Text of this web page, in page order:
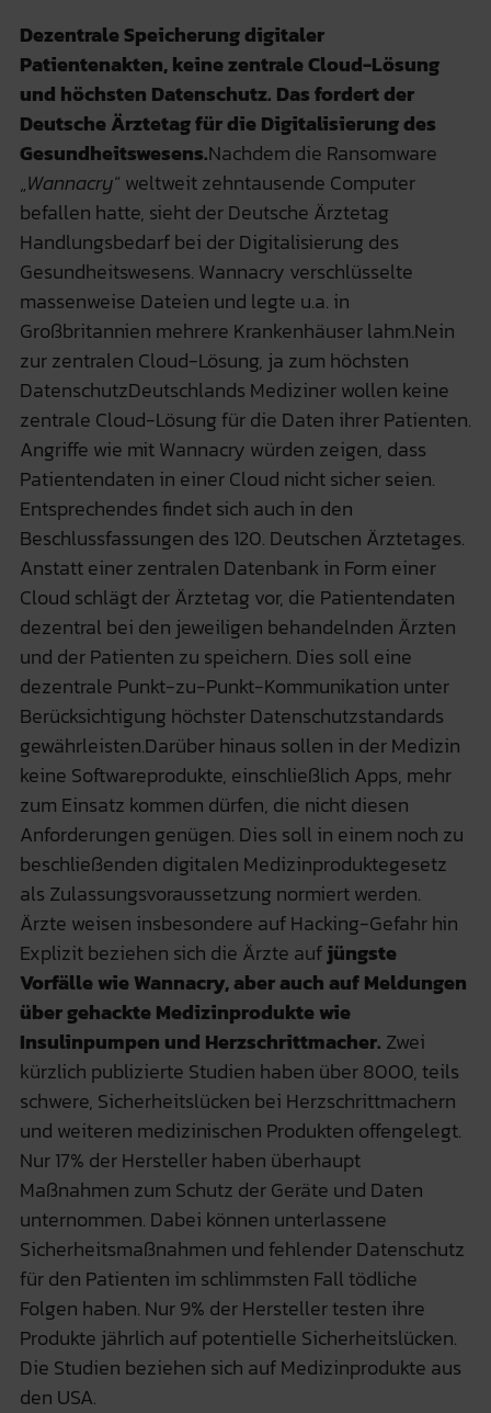
Dezentrale Speicherung digitaler
Patientenakten, keine zentrale Cloud-Lösung
und höchsten Datenschutz. Das fordert der
Deutsche Ärztetag für die Digitalisierung des
Gesundheitswesens.Nachdem die Ransomware
„Wannacry“ weltweit zehntausende Computer
befallen hatte, sieht der Deutsche Ärztetag
Handlungsbedarf bei der Digitalisierung des
Gesundheitswesens. Wannacry verschlüsselte
massenweise Dateien und legte u.a. in
Großbritannien mehrere Krankenhäuser lahm.Nein
zur zentralen Cloud-Lösung, ja zum höchsten
DatenschutzDeutschlands Mediziner wollen keine
zentrale Cloud-Lösung für die Daten ihrer Patienten.
Angriffe wie mit Wannacry würden zeigen, dass
Patientendaten in einer Cloud nicht sicher seien.
Entsprechendes findet sich auch in den
Beschlussfassungen des 120. Deutschen Ärztetages.
Anstatt einer zentralen Datenbank in Form einer
Cloud schlägt der Ärztetag vor, die Patientendaten
dezentral bei den jeweiligen behandelnden Ärzten
und der Patienten zu speichern. Dies soll eine
dezentrale Punkt-zu-Punkt-Kommunikation unter
Berücksichtigung höchster Datenschutzstandards
gewährleisten.Darüber hinaus sollen in der Medizin
keine Softwareprodukte, einschließlich Apps, mehr
zum Einsatz kommen dürfen, die nicht diesen
Anforderungen genügen. Dies soll in einem noch zu
beschließenden digitalen Medizinproduktegesetz
als Zulassungsvoraussetzung normiert werden.
Ärzte weisen insbesondere auf Hacking-Gefahr hin
Explizit beziehen sich die Ärzte aufjüngste
Vorfälle wie Wannacry, aber auch auf Meldungen
über gehackte Medizinprodukte wie
Insulinpumpen und Herzschrittmacher. Zwei
kürzlich publizierte Studien haben über 8000, teils
schwere, Sicherheitslücken bei Herzschrittmachern
und weiteren medizinischen Produkten offengelegt.
Nur 17% der Hersteller haben überhaupt
Maßnahmen zum Schutz der Geräte und Daten
unternommen. Dabei können unterlassene
Sicherheitsmaßnahmen und fehlender Datenschutz
für den Patienten im schlimmsten Fall tödliche
Folgen haben. Nur 9% der Hersteller testen ihre
Produkte jährlich auf potentielle Sicherheitslücken.
Die Studien beziehen sich auf Medizinprodukte aus
den USA.